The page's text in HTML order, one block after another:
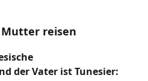
reisen
der Vater ist Tunesier: